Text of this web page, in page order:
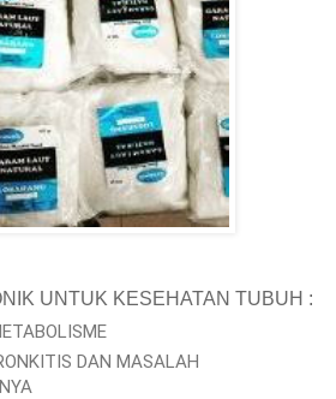
UNTUK KESEHATAN TUBUH :
DAN MASALAH